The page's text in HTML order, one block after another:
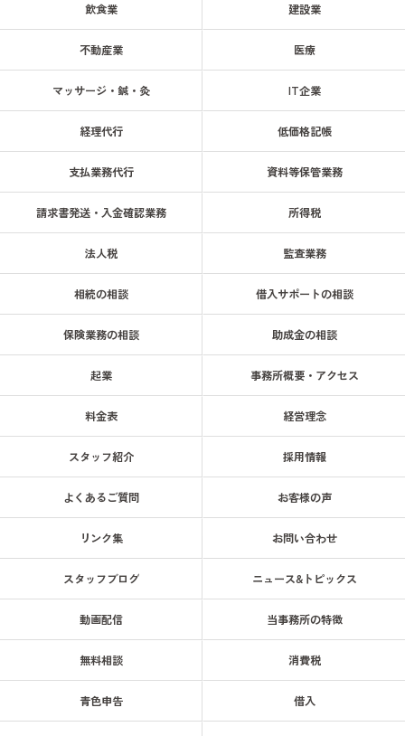
飲食業 建設業
不動産業 医療
マッサージ・鍼・灸 IT企業
経理代行 低価格記帳
支払業務代行 資料等保管業務
請求書発送・入金確認業務 所得税
法人税 監査業務
相続の相談 借入サポートの相談
保険業務の相談 助成金の相談
起業 事務所概要・アクセス
料金表 経営理念
スタッフ紹介 採用情報
よくあるご質問 お客様の声
リンク集 お問い合わせ
スタッフブログ ニュース&トピックス
動画配信 当事務所の特徴
無料相談 消費税
青色申告 借入